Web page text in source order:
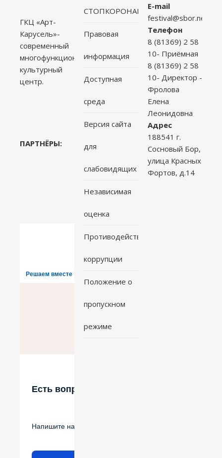
ГКЦ «Арт-
Карусель»-
современный
многофункциональный
культурный
центр.
ПАРТНЁРЫ:
Решаем вместе
Есть вопрос?
Напишите нам
СТОПКОРОНАВИРУС
Правовая
информация
Доступная
среда
Версия сайта
для
слабовидящих
Независимая
оценка
Противодействие
коррупции
Положение о
пропускном
режиме
E-mail
festival@sbor.net
Телефон
8 (81369) 2 58
10- Приёмная
8 (81369) 2 58
10- Директор -
Фролова
Елена
Леонидовна
Адрес
188541 г.
Сосновый Бор,
улица Красных
Фортов, д.14